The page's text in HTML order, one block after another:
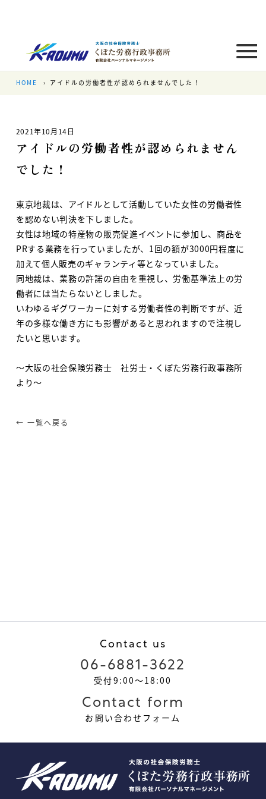
HOME アイドルの労働者性が認められませんでした！
2021年10月14日
アイドルの労働者性が認められません
でした！
東京地裁は、アイドルとして活動していた女性の労働者性
を認めない判決を下しました。
女性は地域の特産物の販売促進イベントに参加し、商品を
PRする業務を行っていましたが、1回の額が3000円程度に
加えて個人販売のギャランティ等となっていました。
同地裁は、業務の許諾の自由を重視し、労働基準法上の労
働者には当たらないとしました。
いわゆるギグワーカーに対する労働者性の判断ですが、近
年の多様な働き方にも影響があると思われますので注視し
たいと思います。
～大阪の社会保険労務士 社労士・くぼた労務行政事務所
より～
← 一覧へ戻る
Contact us
06-6881-3622
受付9:00～18:00
Contact form
お問い合わせフォーム